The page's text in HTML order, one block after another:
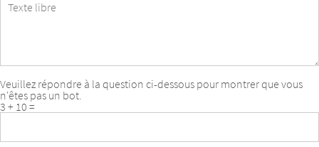
libre
Veuillez répondre à la question ci-dessous pour montrer que vous
n'êtes pas un bot.
3 + 10 =